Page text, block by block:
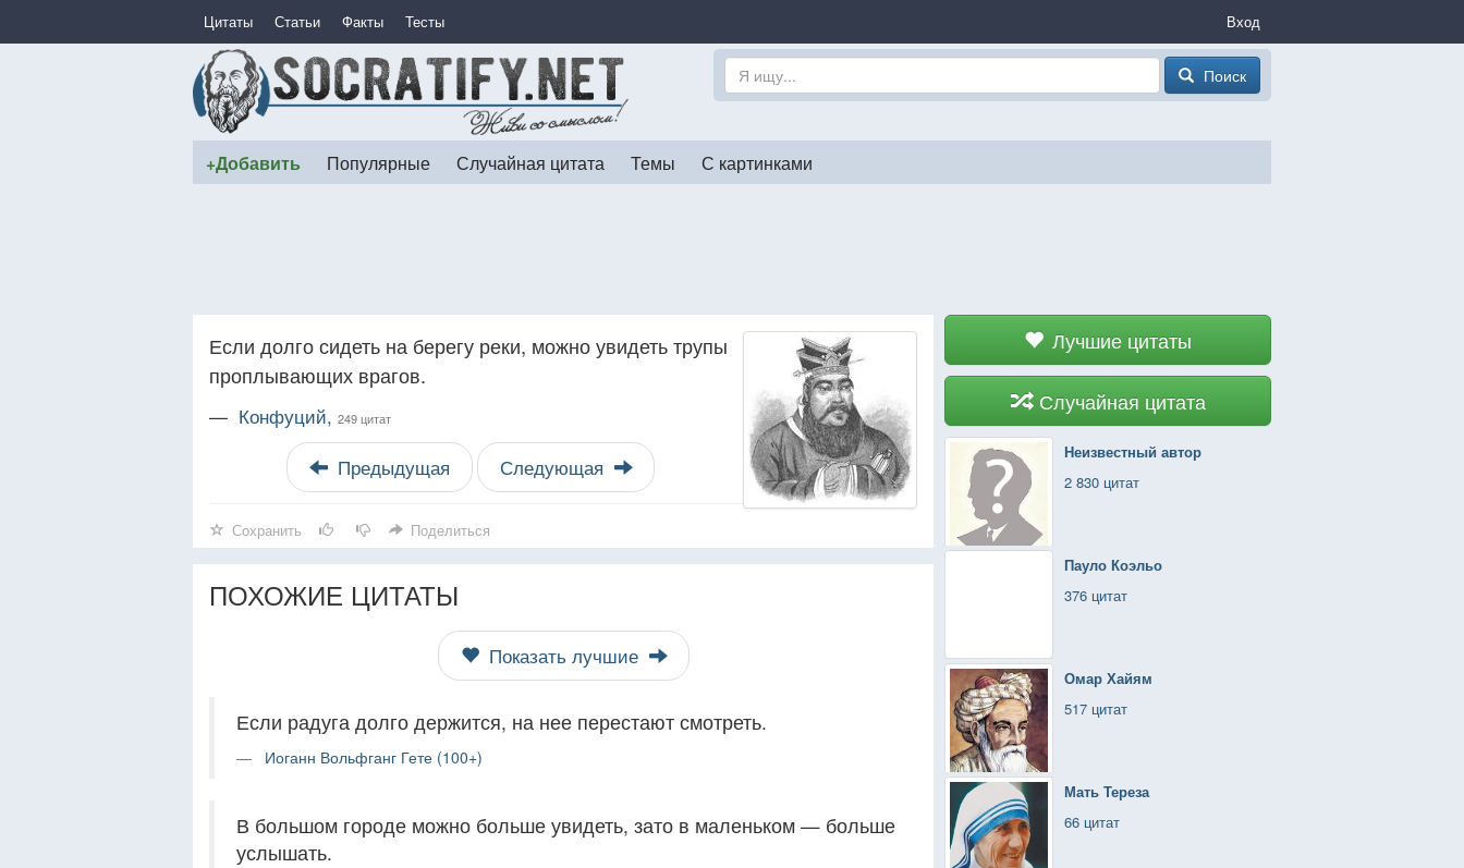
Цитаты Статьи Факты Тесты Вход
Поиск
+Добавить Популярные Случайная цитата Темы С картинками
Лучшие цитаты
Случайная цитата
Неизвестный автор
2 830 цитат
Пауло Коэльо
376 цитат
Омар Хайям
517 цитат
Мать Тереза
66 цитат
Если долго сидеть на берегу реки, можно увидеть трупы
проплывающих врагов.
— Конфуций, 249 цитат
Предыдущая Следующая
Сохранить Поделиться
ПОХОЖИЕ ЦИТАТЫ
Показать лучшие
Если радуга долго держится, на нее перестают смотреть.
Иоганн Вольфганг Гете (100+)
В большом городе можно больше увидеть, зато в маленьком — больше
услышать.